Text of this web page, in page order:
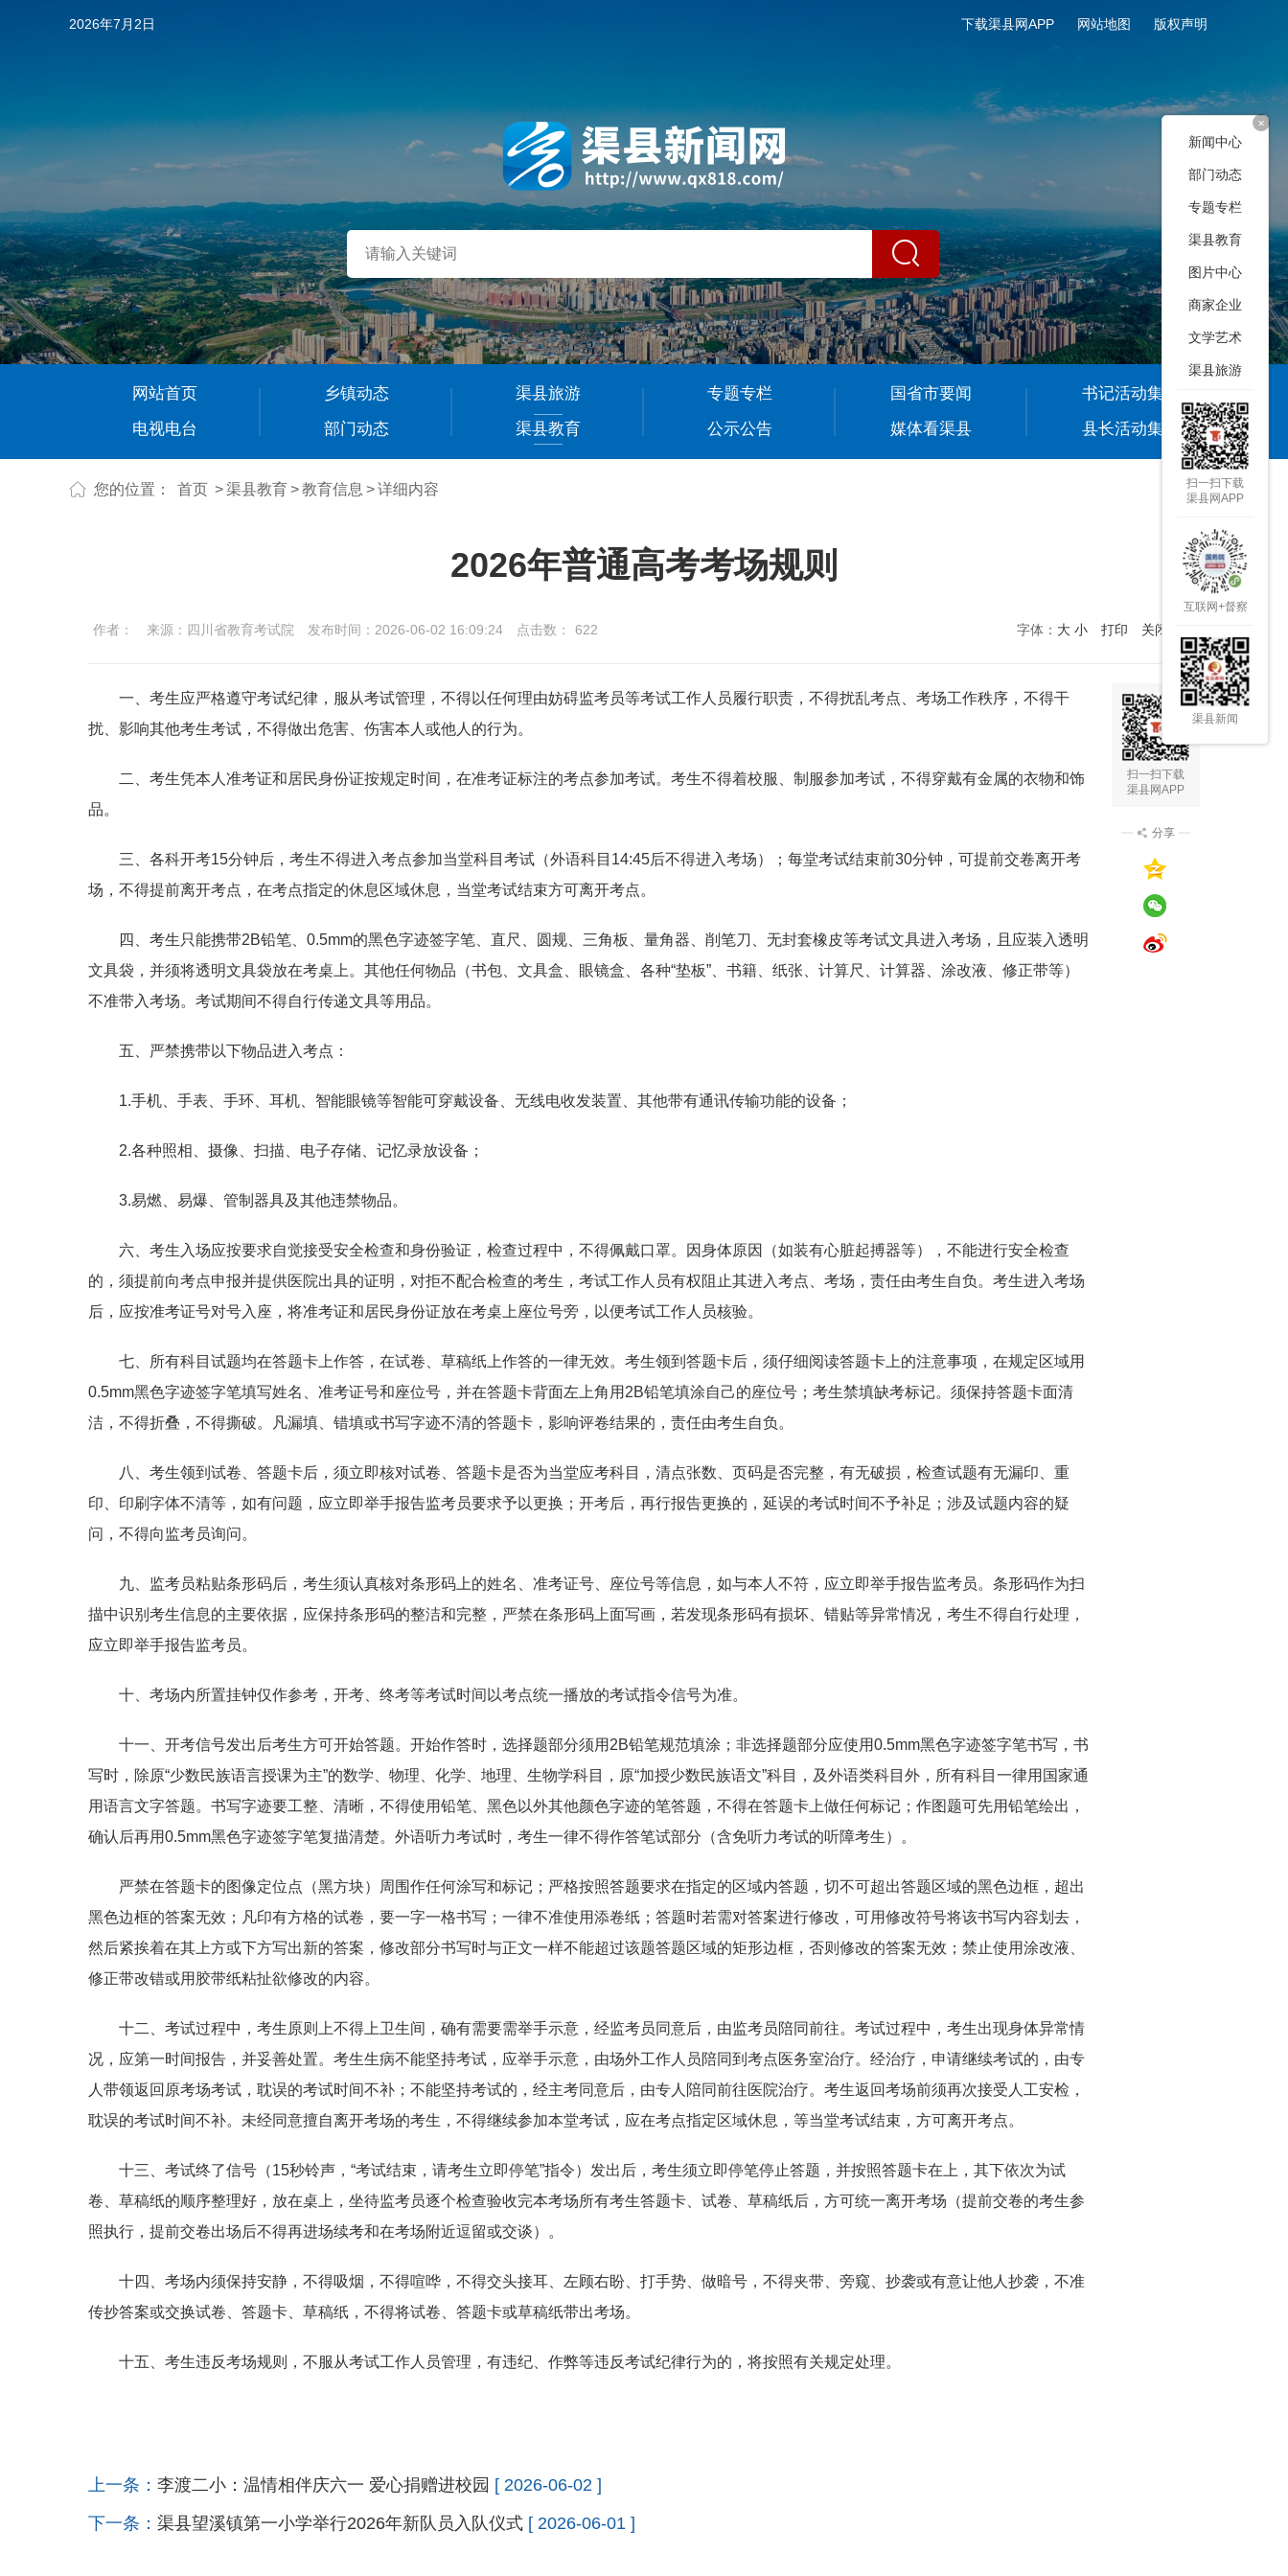
下载渠县网APP 网站地图 版权声明
2026年7月2日
网站首页 乡镇动态 渠县旅游 专题专栏 国省市要闻
书记活动集
电视电台
部门动态 渠县教育 公示公告 媒体看渠县 县长活动集
您的位置： 首页 >渠县教育>教育信息 >详细内容
2026年普通高考考场规则
字体： 大 小 打印 关闭本页
作者： 来源：四川省教育考试院 发布时间：2026-06-02 16:09:24 点击数： 622
扫一扫下载
渠县网APP
分享
一、考生应严格遵守考试纪律，服从考试管理，不得以任何理由妨碍监考员等考试工作人员履行职责，不得扰乱考点、考场工作秩序，不得干
扰、影响其他考生考试，不得做出危害、伤害本人或他人的行为。
二、考生凭本人准考证和居民身份证按规定时间，在准考证标注的考点参加考试。考生不得着校服、制服参加考试，不得穿戴有金属的衣物和饰
品。
三、各科开考15分钟后，考生不得进入考点参加当堂科目考试（外语科目14:45后不得进入考场）；每堂考试结束前30分钟，可提前交卷离开考
场，不得提前离开考点，在考点指定的休息区域休息，当堂考试结束方可离开考点。
四、考生只能携带2B铅笔、0.5mm的黑色字迹签字笔、直尺、圆规、三角板、量角器、削笔刀、无封套橡皮等考试文具进入考场，且应装入透明
文具袋，并须将透明文具袋放在考桌上。其他任何物品（书包、文具盒、眼镜盒、各种“垫板”、书籍、纸张、计算尺、计算器、涂改液、修正带等）
不准带入考场。考试期间不得自行传递文具等用品。
五、严禁携带以下物品进入考点：
1.手机、手表、手环、耳机、智能眼镜等智能可穿戴设备、无线电收发装置、其他带有通讯传输功能的设备；
2.各种照相、摄像、扫描、电子存储、记忆录放设备；
3.易燃、易爆、管制器具及其他违禁物品。
六、考生入场应按要求自觉接受安全检查和身份验证，检查过程中，不得佩戴口罩。因身体原因（如装有心脏起搏器等），不能进行安全检查
的，须提前向考点申报并提供医院出具的证明，对拒不配合检查的考生，考试工作人员有权阻止其进入考点、考场，责任由考生自负。考生进入考场
后，应按准考证号对号入座，将准考证和居民身份证放在考桌上座位号旁，以便考试工作人员核验。
七、所有科目试题均在答题卡上作答，在试卷、草稿纸上作答的一律无效。考生领到答题卡后，须仔细阅读答题卡上的注意事项，在规定区域用
0.5mm黑色字迹签字笔填写姓名、准考证号和座位号，并在答题卡背面左上角用2B铅笔填涂自己的座位号；考生禁填缺考标记。须保持答题卡面清
洁，不得折叠，不得撕破。凡漏填、错填或书写字迹不清的答题卡，影响评卷结果的，责任由考生自负。
八、考生领到试卷、答题卡后，须立即核对试卷、答题卡是否为当堂应考科目，清点张数、页码是否完整，有无破损，检查试题有无漏印、重
印、印刷字体不清等，如有问题，应立即举手报告监考员要求予以更换；开考后，再行报告更换的，延误的考试时间不予补足；涉及试题内容的疑
问，不得向监考员询问。
九、监考员粘贴条形码后，考生须认真核对条形码上的姓名、准考证号、座位号等信息，如与本人不符，应立即举手报告监考员。条形码作为扫
描中识别考生信息的主要依据，应保持条形码的整洁和完整，严禁在条形码上面写画，若发现条形码有损坏、错贴等异常情况，考生不得自行处理，
应立即举手报告监考员。
十、考场内所置挂钟仅作参考，开考、终考等考试时间以考点统一播放的考试指令信号为准。
十一、开考信号发出后考生方可开始答题。开始作答时，选择题部分须用2B铅笔规范填涂；非选择题部分应使用0.5mm黑色字迹签字笔书写，书
写时，除原“少数民族语言授课为主”的数学、物理、化学、地理、生物学科目，原“加授少数民族语文”科目，及外语类科目外，所有科目一律用国家通
用语言文字答题。书写字迹要工整、清晰，不得使用铅笔、黑色以外其他颜色字迹的笔答题，不得在答题卡上做任何标记；作图题可先用铅笔绘出，
确认后再用0.5mm黑色字迹签字笔复描清楚。外语听力考试时，考生一律不得作答笔试部分（含免听力考试的听障考生）。
严禁在答题卡的图像定位点（黑方块）周围作任何涂写和标记；严格按照答题要求在指定的区域内答题，切不可超出答题区域的黑色边框，超出
黑色边框的答案无效；凡印有方格的试卷，要一字一格书写；一律不准使用添卷纸；答题时若需对答案进行修改，可用修改符号将该书写内容划去，
然后紧挨着在其上方或下方写出新的答案，修改部分书写时与正文一样不能超过该题答题区域的矩形边框，否则修改的答案无效；禁止使用涂改液、
修正带改错或用胶带纸粘扯欲修改的内容。
十二、考试过程中，考生原则上不得上卫生间，确有需要需举手示意，经监考员同意后，由监考员陪同前往。考试过程中，考生出现身体异常情
况，应第一时间报告，并妥善处置。考生生病不能坚持考试，应举手示意，由场外工作人员陪同到考点医务室治疗。经治疗，申请继续考试的，由专
人带领返回原考场考试，耽误的考试时间不补；不能坚持考试的，经主考同意后，由专人陪同前往医院治疗。考生返回考场前须再次接受人工安检，
耽误的考试时间不补。未经同意擅自离开考场的考生，不得继续参加本堂考试，应在考点指定区域休息，等当堂考试结束，方可离开考点。
十三、考试终了信号（15秒铃声，“考试结束，请考生立即停笔”指令）发出后，考生须立即停笔停止答题，并按照答题卡在上，其下依次为试
卷、草稿纸的顺序整理好，放在桌上，坐待监考员逐个检查验收完本考场所有考生答题卡、试卷、草稿纸后，方可统一离开考场（提前交卷的考生参
照执行，提前交卷出场后不得再进场续考和在考场附近逗留或交谈）。
十四、考场内须保持安静，不得吸烟，不得喧哗，不得交头接耳、左顾右盼、打手势、做暗号，不得夹带、旁窥、抄袭或有意让他人抄袭，不准
传抄答案或交换试卷、答题卡、草稿纸，不得将试卷、答题卡或草稿纸带出考场。
十五、考生违反考场规则，不服从考试工作人员管理，有违纪、作弊等违反考试纪律行为的，将按照有关规定处理。
上一条： 李渡二小：温情相伴庆六一 爱心捐赠进校园 [ 2026-06-02 ]
下一条： 渠县望溪镇第一小学举行2026年新队员入队仪式 [ 2026-06-01 ]
+
新闻中心
部门动态
专题专栏
渠县教育
图片中心
商家企业
文学艺术
渠县旅游
扫一扫下载
渠县网APP
互联网+督察
渠县新闻